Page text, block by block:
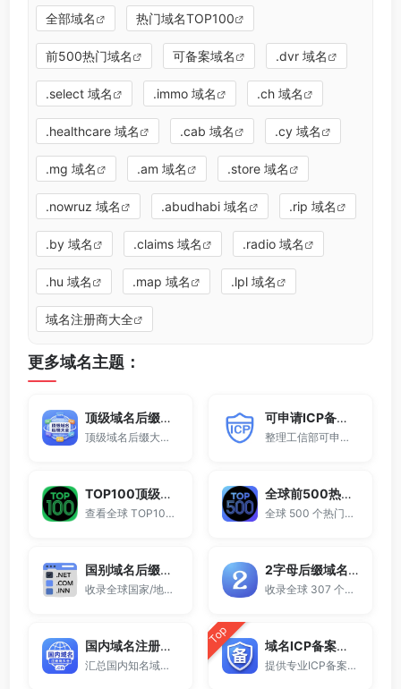
全部域名 热门域名TOP100
前500热门域名 可备案域名 .dvr 域名
.select 域名 .immo 域名 .ch 域名
.healthcare 域名 .cab 域名 .cy 域名
.mg 域名 .am 域名 .store 域名
.nowruz 域名 .abudhabi 域名 .rip 域名
.by 域名 .claims 域名 .radio 域名
.hu 域名 .map 域名 .lpl 域名
域名注册商大全
更多域名主题：
顶级域名后缀大全
顶级域名后缀大全收录全球已开放注册的所有TLD后缀，包括gTLD、ccTLD、品牌域名后缀等。
可申请ICP备案域名后缀大全
整理工信部可申请ICP网站备案的域名后缀大全。
TOP100顶级域名后缀排名榜
查看全球 TOP100 域名后缀。
全球前500热门域名后缀排行
全球 500 个热门域名后缀排名，展示注册量排行、是否可备案、适用范围与用途简介，帮助企业与个人在 2025 年快速选择合适的顶级域名。
国别域名后缀大全
收录全球国家/地区代码顶级域名。
2字母后缀域名大全
收录全球 307 个两字符域名后缀。
国内域名注册商大全
汇总国内知名域名注册商与服务平台。
Top 域名ICP备案查询
提供专业ICP备案查询与网站备案信息查询服务，支持域名备案号查询、网站是否备案检测及备案信息快速获取，适用于站长工具、域名检测与SEO分析。